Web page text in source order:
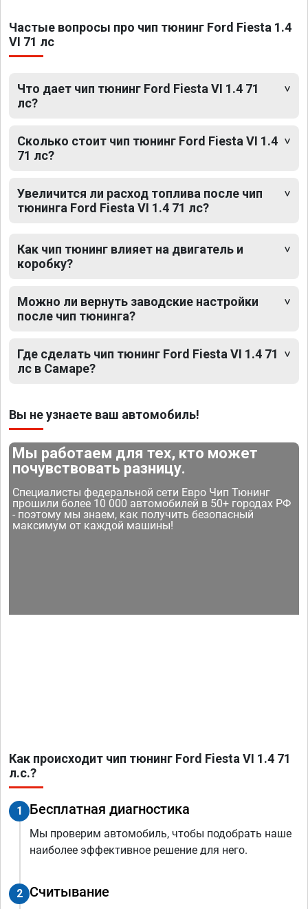
Частые вопросы про чип тюнинг Ford Fiesta 1.4
VI 71 лс
Что дает чип тюнинг Ford Fiesta VI 1.4 71
лс?
Сколько стоит чип тюнинг Ford Fiesta VI 1.4
71 лс?
Увеличится ли расход топлива после чип
тюнинга Ford Fiesta VI 1.4 71 лс?
Как чип тюнинг влияет на двигатель и
коробку?
Можно ли вернуть заводские настройки
после чип тюнинга?
Где сделать чип тюнинг Ford Fiesta VI 1.4 71
лс в Самаре?
Вы не узнаете ваш автомобиль!
Мы работаем для тех, кто может
почувствовать разницу.
Специалисты федеральной сети Евро Чип Тюнинг
прошили более 10 000 автомобилей в 50+ городах РФ
- поэтому мы знаем, как получить безопасный
максимум от каждой машины!
Как происходит чип тюнинг Ford Fiesta VI 1.4 71
л.с.?
1 Бесплатная диагностика
Мы проверим автомобиль, чтобы подобрать наше
наиболее эффективное решение для него.
2 Считывание